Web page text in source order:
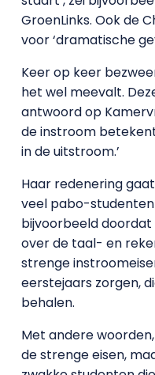
GroenLinks. Ook de
voor ‘dramatische
Keer op keer
het wel meevalt.
antwoord op
de instroom
in de uitstroom.’
Haar redenering
veel pabo-
bijvoorbeeld
over de taal- en
strenge
eerstejaars zorgen,
behalen.
Met andere
de strenge eisen,